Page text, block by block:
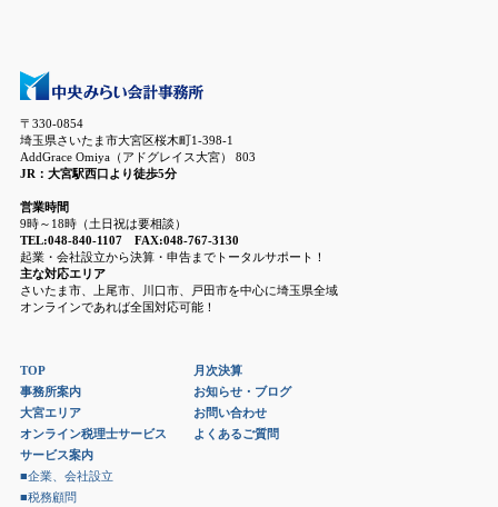
〒330-0854
埼玉県さいたま市大宮区桜木町1-398-1
AddGrace Omiya（アドグレイス大宮） 803
JR：大宮駅西口より徒歩5分
営業時間
9時～18時（土日祝は要相談）
TEL:048-840-1107 FAX:048-767-3130
起業・会社設立から決算・申告までトータルサポート！
主な対応エリア
さいたま市、上尾市、川口市、戸田市を中心に埼玉県全域
オンラインであれば全国対応可能！
TOP
事務所案内
大宮エリア
オンライン税理士サービス
サービス案内
■企業、会社設立
■税務顧問
月次決算
お知らせ・ブログ
お問い合わせ
よくあるご質問